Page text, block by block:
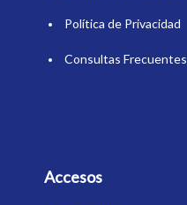
Política de Privacidad
Consultas Frecuentes
Accesos